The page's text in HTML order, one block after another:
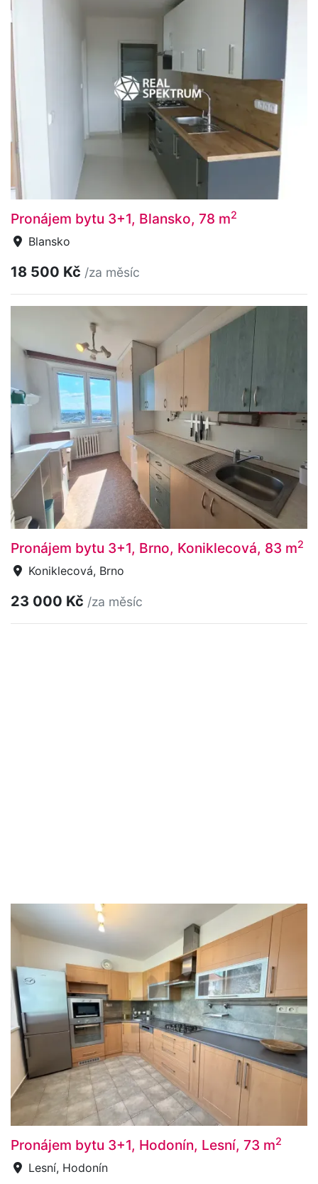
Pronájem bytu 3+1, Blansko, 78 m2
Blansko
18 500 Kč /za měsíc
Pronájem bytu 3+1, Brno, Koniklecová, 83 m2
Koniklecová, Brno
23 000 Kč /za měsíc
Pronájem bytu 3+1, Hodonín, Lesní, 73 m2
Lesní, Hodonín